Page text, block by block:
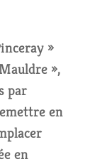
»
»,
par
en
en